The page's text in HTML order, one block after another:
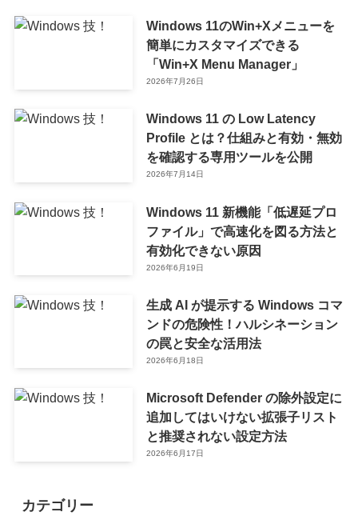
Windows 11のWin+Xメニューを
簡単にカスタマイズできる
「Win+X Menu Manager」
2026年7月26日
Windows 11 の Low Latency
Profile とは？仕組みと有効・無効
を確認する専用ツールを公開
2026年7月14日
Windows 11 新機能「低遅延プロ
ファイル」で高速化を図る方法と
有効化できない原因
2026年6月19日
生成 AI が提示する Windows コマ
ンドの危険性！ハルシネーション
の罠と安全な活用法
2026年6月18日
Microsoft Defender の除外設定に
追加してはいけない拡張子リスト
と推奨されない設定方法
2026年6月17日
カテゴリー